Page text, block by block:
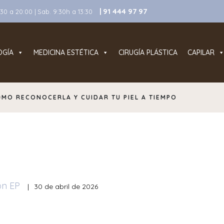
a 20:00 | Sab. 9:30h a 13:30 | 91 444 97 97
MEDICINA ESTÉTICA CIRUGÍA PLÁSTICA CAPILAR
RECONOCERLA Y CUIDAR TU PIEL A TIEMPO
EP | 30 de abril de 2026